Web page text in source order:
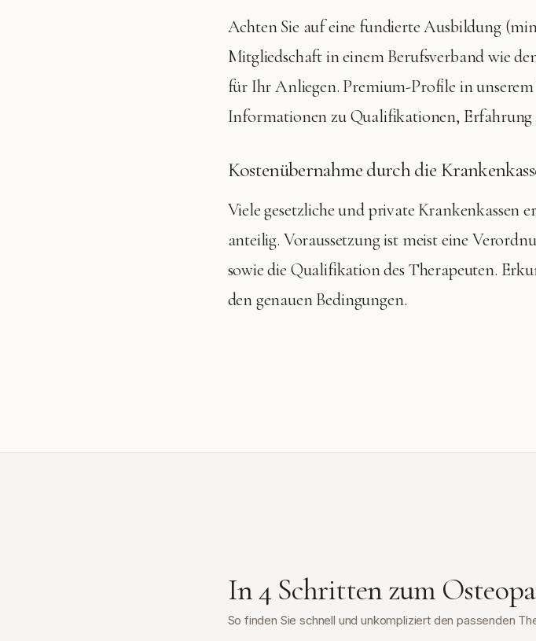
Achten Sie auf eine fundierte Ausbildung
Mitgliedschaft in einem Berufsverband wie
für Ihr Anliegen. Premium-Profile in
Informationen zu Qualifikationen, Erfahrung
Kostenübernahme durch die
Viele gesetzliche und private Krankenkassen
anteilig. Voraussetzung ist meist eine
sowie die Qualifikation des Therapeuten.
den genauen Bedingungen.
In 4 Schritten zum
So finden Sie schnell und unkompliziert den passenden